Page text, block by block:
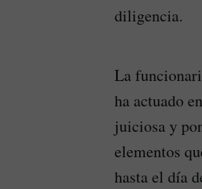
diligencia.
La
ha actuado
juiciosa y
elementos
hasta el día